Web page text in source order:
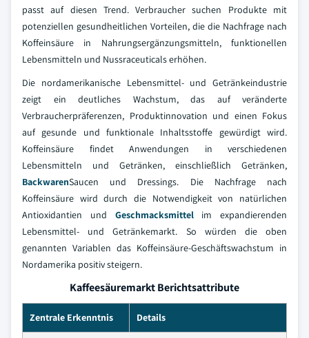
passt auf diesen Trend. Verbraucher suchen Produkte mit
potenziellen gesundheitlichen Vorteilen, die die Nachfrage nach
Koffeinsäure in Nahrungsergänzungsmitteln, funktionellen
Lebensmitteln und Nussraceuticals erhöhen.
Die nordamerikanische Lebensmittel- und Getränkeindustrie
zeigt ein deutliches Wachstum, das auf veränderte
Verbraucherpräferenzen, Produktinnovation und einen Fokus
auf gesunde und funktionale Inhaltsstoffe gewürdigt wird.
Koffeinsäure findet Anwendungen in verschiedenen
Lebensmitteln und Getränken, einschließlich Getränken,
BackwarenSaucen und Dressings. Die Nachfrage nach
Koffeinsäure wird durch die Notwendigkeit von natürlichen
Antioxidantien und Geschmacksmittelim expandierenden
Lebensmittel- und Getränkemarkt. So würden die oben
genannten Variablen das Koffeinsäure-Geschäftswachstum in
Nordamerika positiv steigern.
Kaffeesäuremarkt Berichtsattribute
Zentrale Erkenntnis Details